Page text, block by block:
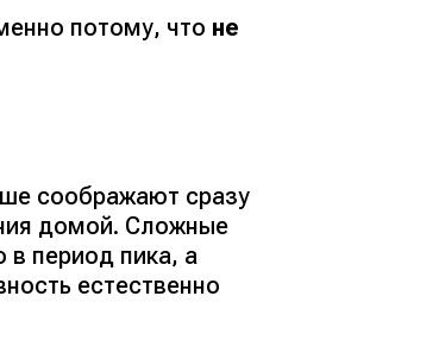
потому, что не
соображают сразу
домой. Сложные
в период пика, а
естественно